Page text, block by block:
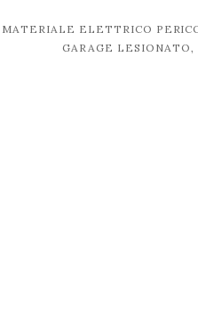
ELETTRICO
GARAGE